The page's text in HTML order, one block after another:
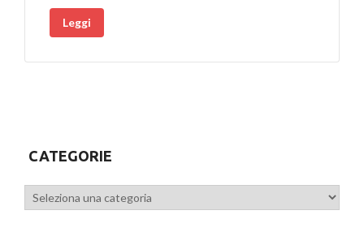
Leggi
CATEGORIE
Categorie